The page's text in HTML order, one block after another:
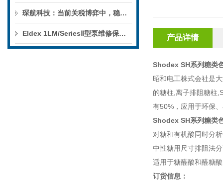
琛航科技：当前关税博弈中，稳定的货源可解您燃眉之急
Eldex 1LM/SeriesⅡ型泵维修保养服务 产品详情
Shodex SH系列糖类
昭和电工株式会社是
的糖柱 离子排阻糖柱
有50% ，应用于环保
Shodex SH系列糖类
对糖和有机酸同时分
中性糖用尺寸排阻法
适用于糖醛酸和醛糖
订货信息：